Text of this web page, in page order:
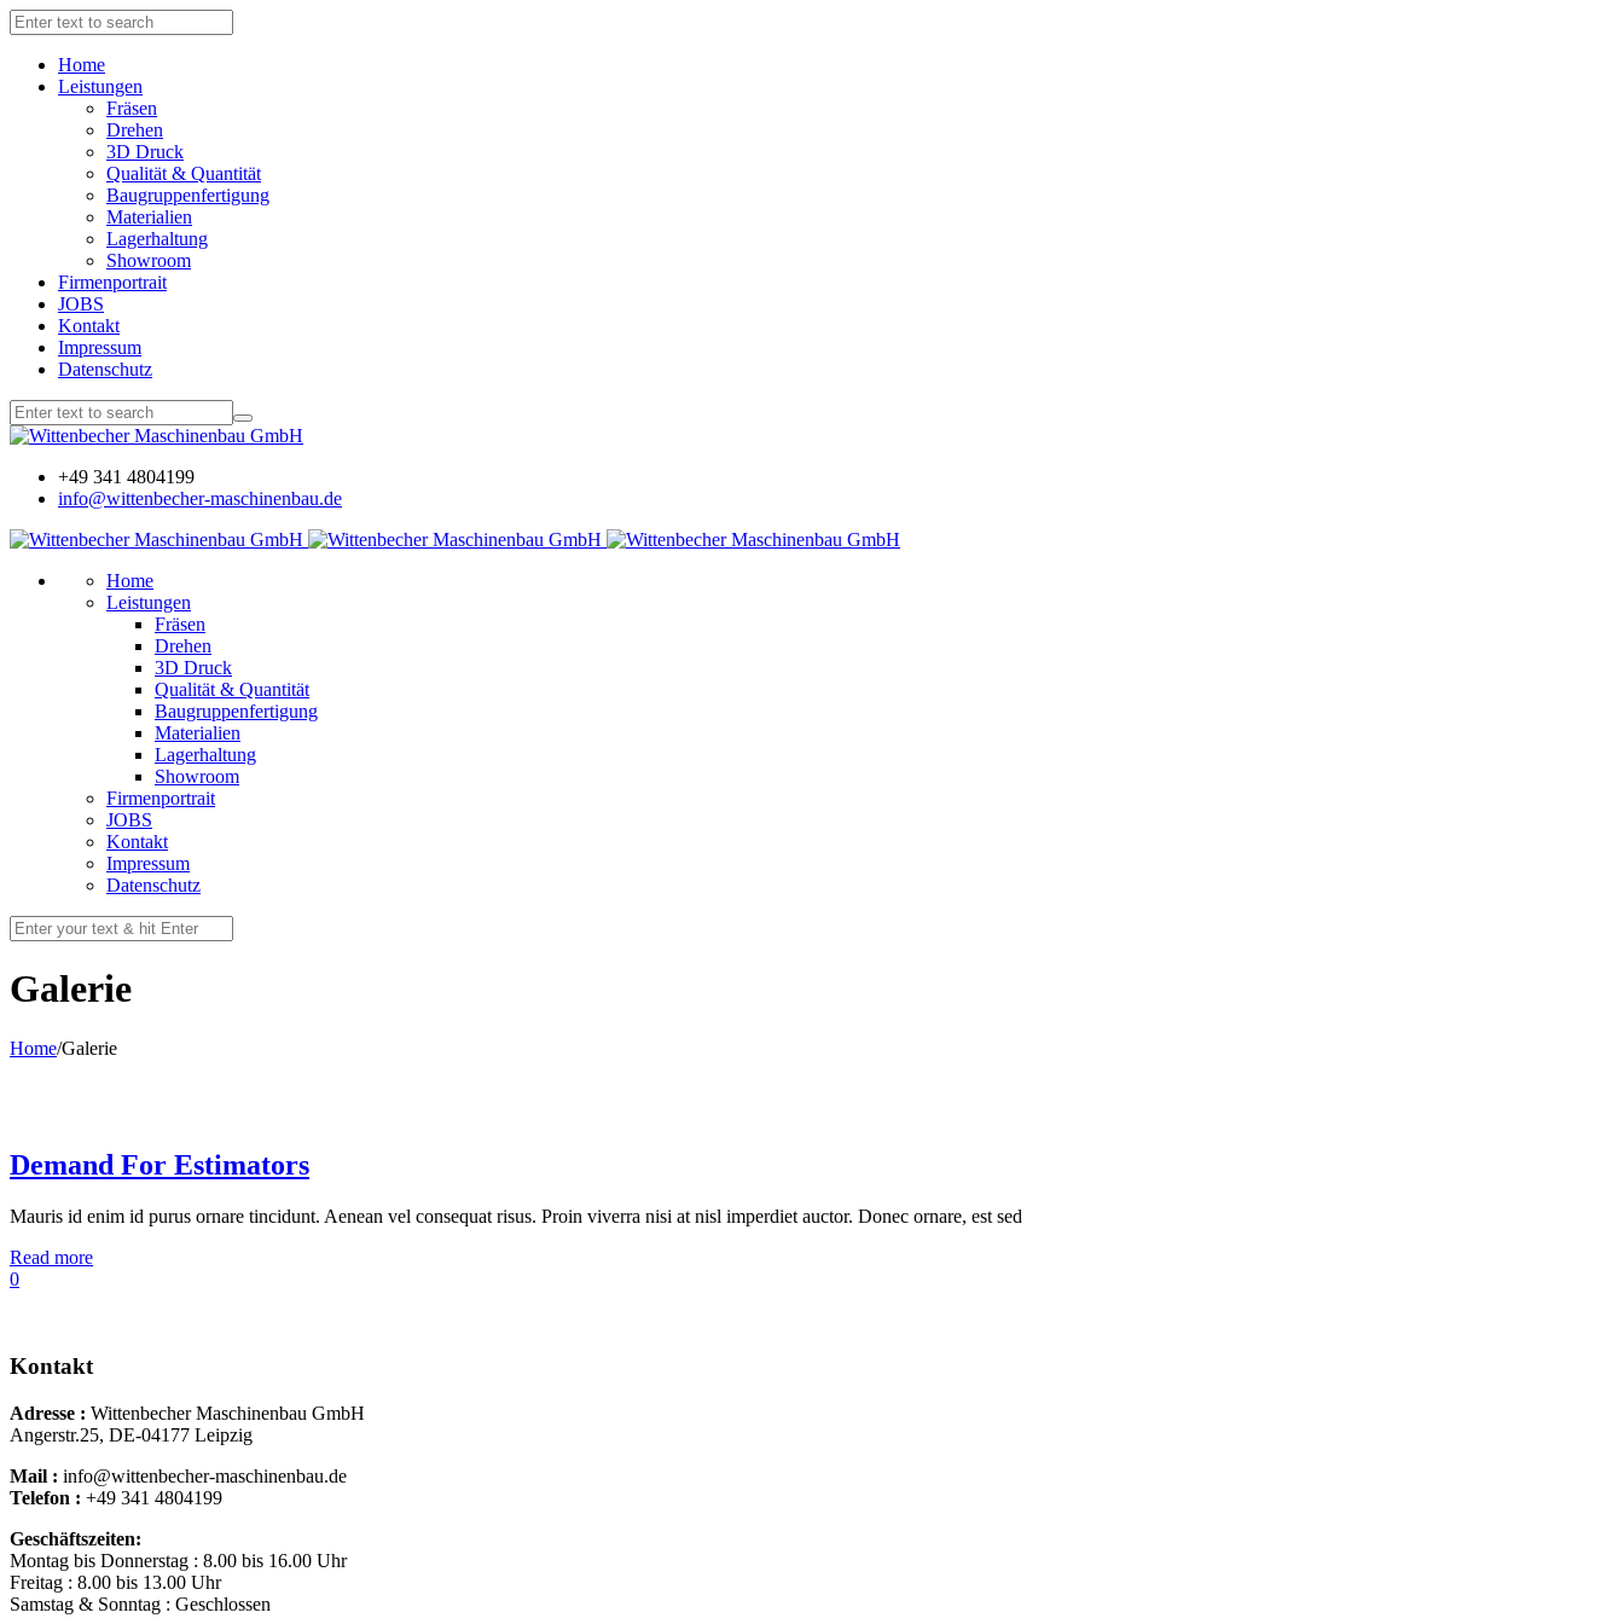
Home
Leistungen
Fräsen
Drehen
3D Druck
Qualität & Quantität
Baugruppenfertigung
Materialien
Lagerhaltung
Showroom
Firmenportrait
JOBS
Kontakt
Impressum
Datenschutz
+49 341 4804199
info@wittenbecher-maschinenbau.de
Home
Leistungen
Fräsen
Drehen
3D Druck
Qualität & Quantität
Baugruppenfertigung
Materialien
Lagerhaltung
Showroom
Firmenportrait
JOBS
Kontakt
Impressum
Datenschutz
Galerie
Home/Galerie
Demand For Estimators
Mauris id enim id purus ornare tincidunt. Aenean vel consequat risus. Proin viverra nisi at nisl imperdiet auctor. Donec ornare, est sed
Read more
0
Kontakt
Adresse : Wittenbecher Maschinenbau GmbH
Angerstr.25, DE-04177 Leipzig
Mail : info@wittenbecher-maschinenbau.de
Telefon : +49 341 4804199
Geschäftszeiten:
Montag bis Donnerstag : 8.00 bis 16.00 Uhr
Freitag : 8.00 bis 13.00 Uhr
Samstag & Sonntag : Geschlossen